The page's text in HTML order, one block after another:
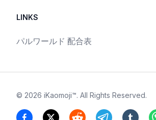
LINKS
パルワールド 配合表
© 2026 iKaomoji™. All Rights Reserved.